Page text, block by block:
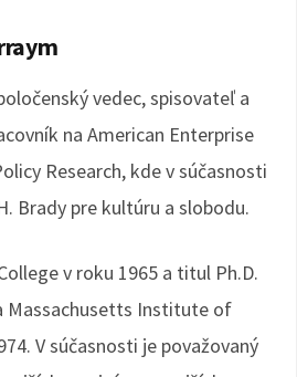
vedec, spisovateľ a
na American Enterprise
Research, kde v súčasnosti
Brady pre kultúru a slobodu.
v roku 1965 a titul Ph.D.
Massachusetts Institute of
V súčasnosti je považovaný